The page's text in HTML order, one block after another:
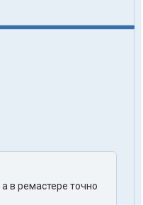
в ремастере точно